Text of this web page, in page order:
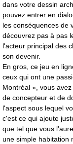
dans votre dessin
pouvez entrer en
les conséquences de
découvrez pas à pas
l'acteur principal des
son devenir.
En gros, ce jeu en
ceux qui ont une
Montréal », vous
de concepteur et de
l'aspect sous lequel
c'est ce qui ajoute
que tel que vous
une simple habitation